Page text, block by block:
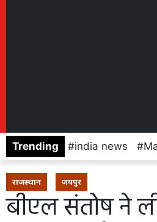
Trending india news
राजस्थान जयपुर
बीएल संतोष ने